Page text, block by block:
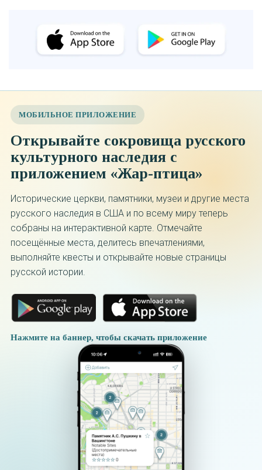
МОБИЛЬНОЕ ПРИЛОЖЕНИЕ
Открывайте сокровища русского
культурного наследия с
приложением «Жар-птица»
Исторические церкви, памятники, музеи и другие места
русского наследия в США и по всему миру теперь
собраны на интерактивной карте. Отмечайте
посещённые места, делитесь впечатлениями,
выполняйте квесты и открывайте новые страницы
русской истории.
Нажмите на баннер, чтобы скачать приложение